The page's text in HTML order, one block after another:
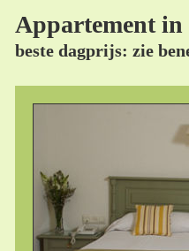
Appartement in
beste dagprijs: zie